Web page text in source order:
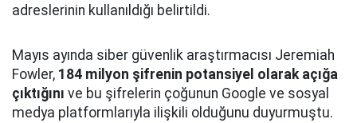
adreslerinin kullanıldığı belirtildi.
Mayıs ayında siber güvenlik araştırmacısı Jeremiah
Fowler, 184 milyon şifrenin potansiyel olarak açığa
çıktığını ve bu şifrelerin çoğunun Google ve sosyal
medya platformlarıyla ilişkili olduğunu duyurmuştu.